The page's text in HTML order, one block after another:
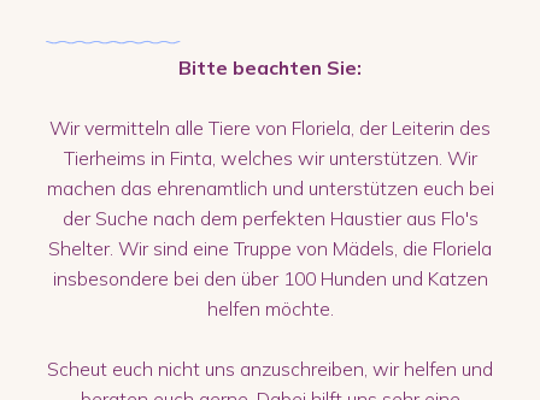
Bitte beachten Sie:
Wir vermitteln alle Tiere von Floriela, der Leiterin des
Tierheims in Finta, welches wir unterstützen. Wir
machen das ehrenamtlich und unterstützen euch bei
der Suche nach dem perfekten Haustier aus Flo's
Shelter. Wir sind eine Truppe von Mädels, die Floriela
insbesondere bei den über 100 Hunden und Katzen
helfen möchte.
Scheut euch nicht uns anzuschreiben, wir helfen und